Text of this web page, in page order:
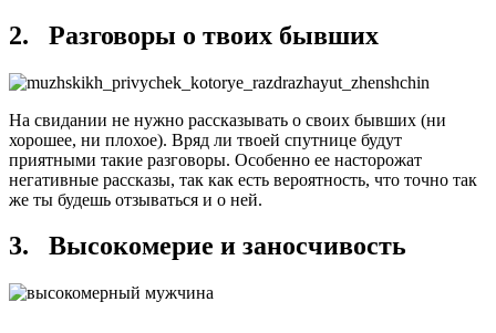
2. Разговоры о твоих бывших
На свидании не нужно рассказывать о своих бывших (ни
хорошее, ни плохое). Вряд ли твоей спутнице будут
приятными такие разговоры. Особенно ее насторожат
негативные рассказы, так как есть вероятность, что точно так
же ты будешь отзываться и о ней.
3. Высокомерие и заносчивость